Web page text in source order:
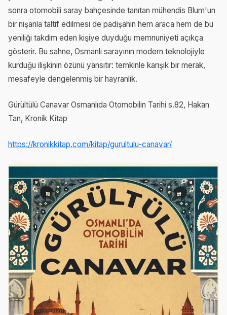
sonra otomobili saray bahçesinde tanıtan mühendis Blum'un
bir nişanla taltif edilmesi de padişahın hem araca hem de bu
yeniliği takdim eden kişiye duyduğu memnuniyeti açıkça
gösterir. Bu sahne, Osmanlı sarayının modern teknolojiyle
kurduğu ilişkinin özünü yansıtır: temkinle karışık bir merak,
mesafeyle dengelenmiş bir hayranlık.
Gürültülü Canavar Osmanlıda Otomobilin Tarihi s.82, Hakan
Tan, Kronik Kitap
https://kronikkitap.com/kitap/gurultulu-canavar/